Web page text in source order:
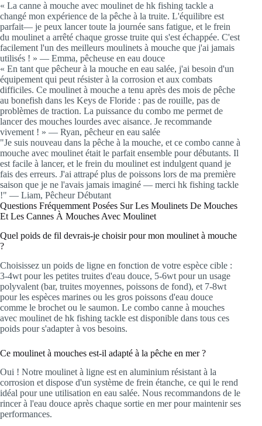
« La canne à mouche avec moulinet de hk fishing tackle a
changé mon expérience de la pêche à la truite. L'équilibre est
parfait— je peux lancer toute la journée sans fatigue, et le frein
du moulinet a arrêté chaque grosse truite qui s'est échappée. C'est
facilement l'un des meilleurs moulinets à mouche que j'ai jamais
utilisés ! » — Emma, pêcheuse en eau douce
« En tant que pêcheur à la mouche en eau salée, j'ai besoin d'un
équipement qui peut résister à la corrosion et aux combats
difficiles. Ce moulinet à mouche a tenu après des mois de pêche
au bonefish dans les Keys de Floride : pas de rouille, pas de
problèmes de traction. La puissance du combo me permet de
lancer des mouches lourdes avec aisance. Je recommande
vivement ! » — Ryan, pêcheur en eau salée
"Je suis nouveau dans la pêche à la mouche, et ce combo canne à
mouche avec moulinet était le parfait ensemble pour débutants. Il
est facile à lancer, et le frein du moulinet est indulgent quand je
fais des erreurs. J'ai attrapé plus de poissons lors de ma première
saison que je ne l'avais jamais imaginé — merci hk fishing tackle
!" — Liam, Pêcheur Débutant
Questions Fréquemment Posées Sur Les Moulinets De Mouches
Et Les Cannes À Mouches Avec Moulinet
Quel poids de fil devrais-je choisir pour mon moulinet à mouche
?
Choisissez un poids de ligne en fonction de votre espèce cible :
3-4wt pour les petites truites d'eau douce, 5-6wt pour un usage
polyvalent (bar, truites moyennes, poissons de fond), et 7-8wt
pour les espèces marines ou les gros poissons d'eau douce
comme le brochet ou le saumon. Le combo canne à mouches
avec moulinet de hk fishing tackle est disponible dans tous ces
poids pour s'adapter à vos besoins.
Ce moulinet à mouches est-il adapté à la pêche en mer ?
Oui ! Notre moulinet à ligne est en aluminium résistant à la
corrosion et dispose d'un système de frein étanche, ce qui le rend
idéal pour une utilisation en eau salée. Nous recommandons de le
rincer à l'eau douce après chaque sortie en mer pour maintenir ses
performances.